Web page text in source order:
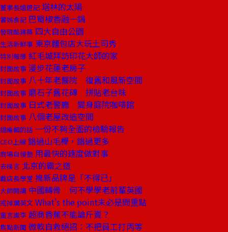
董事長嬉遊記 塔林的太陽
饕姊食記 巴蜀椒香融一鍋
發現酷建築 四大自由公園
生活新鮮事 東京麵包店大玩土司秀
特別報導 紅毛城拜訪印花大師的家
封面故事 漫步花蓮老房子
封面故事 八十年老醫院 復舊和風新空間
封面故事 磨石子舊花磚 拼貼老台味
封面故事 日式老警廳 變身庭院咖啡館
封面故事 八個老屋改造空間
總編輯的話 一份不夠全面的檢驗報告
CEO上線 錯過山毛櫸，錯過更多
商場自慢塾 用最快的速度做對事
去梯言 北京的霸之道
戴店長學堂 推新品牌是「不得已」
大師開講 中國轉骨 何不學學老前輩英國
戒掉爛英文 What's the point未必是問重點
童言識李 超商香蕉不能論斤賣？
焦點新聞 微軟自救絕招：不把員工打丙等